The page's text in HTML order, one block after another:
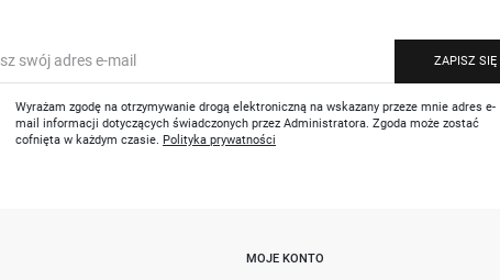
ZAPISZ SIĘ
Wyrażam zgodę na otrzymywanie drogą elektroniczną na wskazany przeze mnie adres e-
mail informacji dotyczących świadczonych przez Administratora. Zgoda może zostać
cofnięta w każdym czasie. Polityka prywatności
MOJE KONTO